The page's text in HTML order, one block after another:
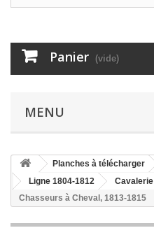
Panier (vide)
MENU
Planches à télécharger
Ligne 1804-1812
Chasseurs à Cheval, 1813-1815